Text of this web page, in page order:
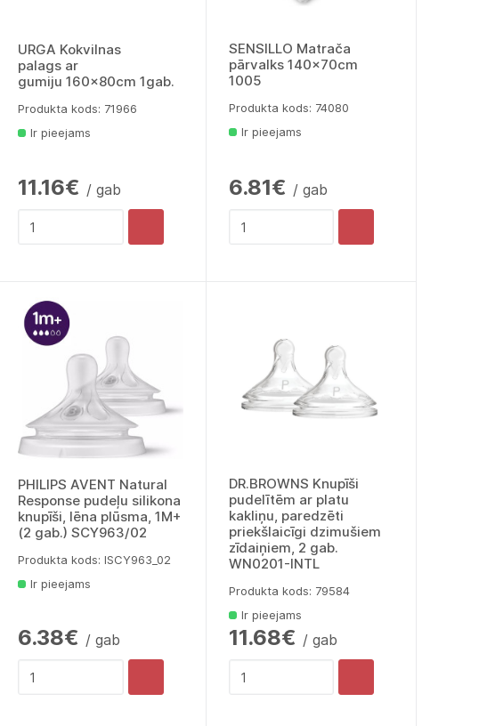
URGA Kokvilnas
palags ar
gumiju 160x80cm 1gab.
Produkta kods: 71966
Ir pieejams
11.16€ / gab
SENSILLO Matrača
pārvalks 140x70cm
1005
Produkta kods: 74080
Ir pieejams
6.81€ / gab
PHILIPS AVENT Natural
Response pudeļu silikona
knupīši, lēna plūsma, 1M+
(2 gab.) SCY963/02
Produkta kods: lSCY963_02
Ir pieejams
6.38€ / gab
DR.BROWNS Knupīši
pudelītēm ar platu
kakliņu, paredzēti
priekšlaicīgi dzimušiem
zīdaiņiem, 2 gab.
WN0201-INTL
Produkta kods: 79584
Ir pieejams
11.68€ / gab